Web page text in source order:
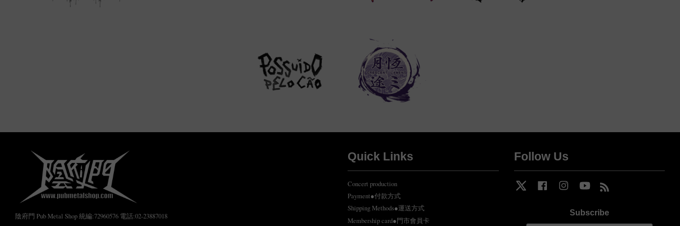
陰府門 Pub Metal Shop 統編:72960576 電話:02-23887018
Quick Links
Concert production
Payment●付款方式
Shipping Methods●運送方式
Membership card●門市會員卡
Follow Us
Twitter Facebook Instagram YouTube
Subscribe